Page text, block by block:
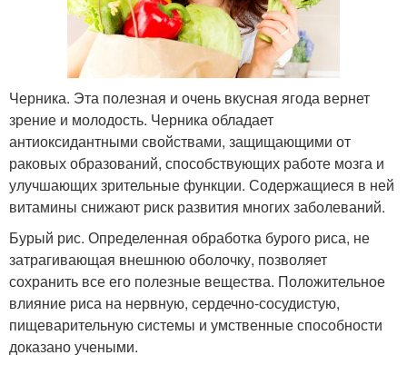
Черника. Эта полезная и очень вкусная ягода вернет
зрение и молодость. Черника обладает
антиоксидантными свойствами, защищающими от
раковых образований, способствующих работе мозга и
улучшающих зрительные функции. Содержащиеся в ней
витамины снижают риск развития многих заболеваний.
Бурый рис. Определенная обработка бурого риса, не
затрагивающая внешнюю оболочку, позволяет
сохранить все его полезные вещества. Положительное
влияние риса на нервную, сердечно-сосудистую,
пищеварительную системы и умственные способности
доказано учеными.